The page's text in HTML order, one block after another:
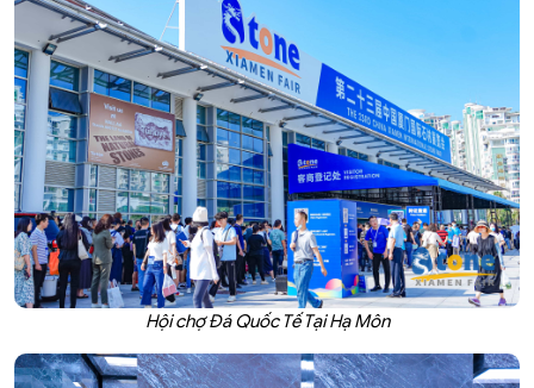
Hội chợ Đá Quốc Tế Tại Hạ Môn